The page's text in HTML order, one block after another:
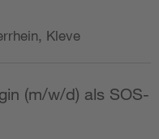
Kleve
(m/w/d) als SOS-